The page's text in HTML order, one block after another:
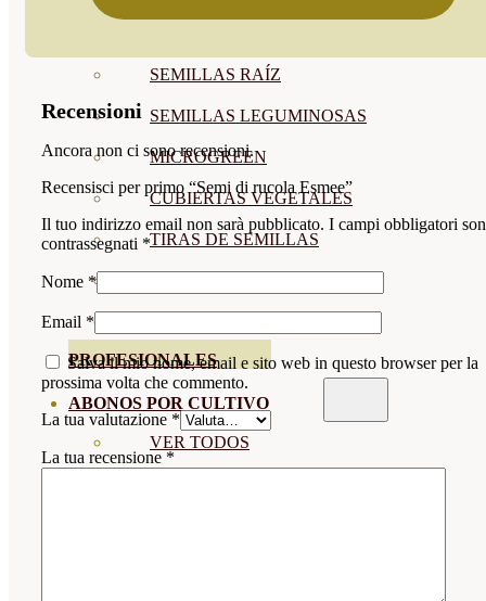
SEMILLAS RAÍZ
SEMILLAS LEGUMINOSAS
MICROGREEN
CUBIERTAS VEGETALES
TIRAS DE SEMILLAS
PROFESIONALES
ABONOS POR CULTIVO
VER TODOS
Recensioni
Ancora non ci sono recensioni.
Recensisci per primo “Semi di rucola Esmee”
Il tuo indirizzo email non sarà pubblicato. I campi obbligatori
contrassegnati *
Nome *
Email *
Salva il mio nome, email e sito web in questo browser per la
prossima volta che commento.
La tua valutazione *
La tua recensione *